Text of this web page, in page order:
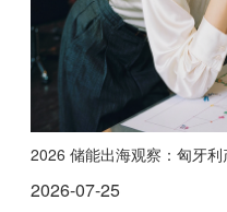
2026 储能出海观察：匈牙
2026-07-25